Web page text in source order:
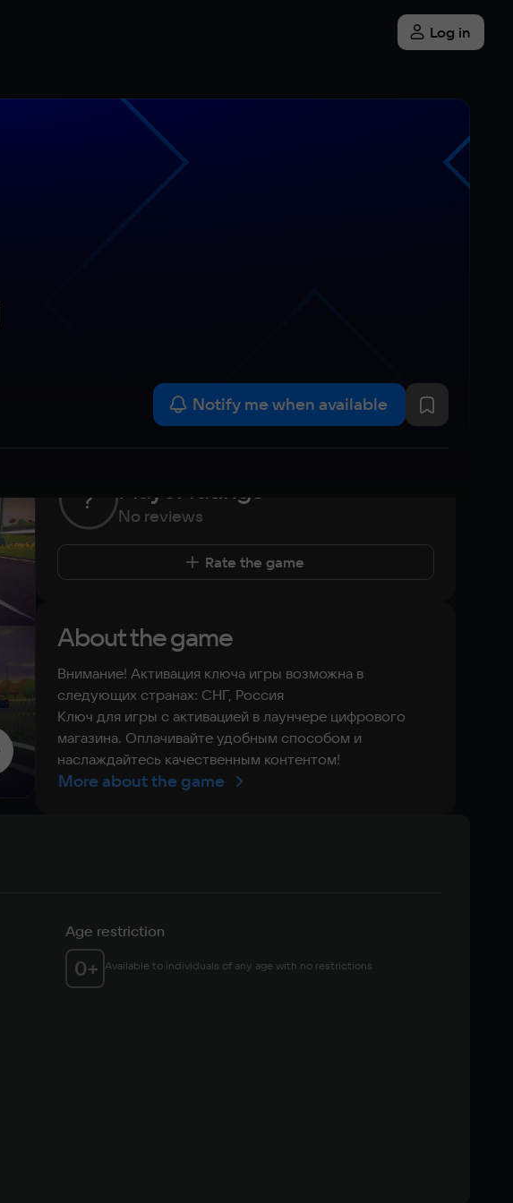
Log in
Notify me when available
? Player ratings
No reviews
Rate the game
About the game
Внимание! Активация ключа игры возможна в
следующих странах: СНГ, Россия
Ключ для игры с активацией в лаунчере цифрового
магазина. Оплачивайте удобным способом и
наслаждайтесь качественным контентом!
More about the game
Age restriction
0+ Available to individuals of any age with no restrictions